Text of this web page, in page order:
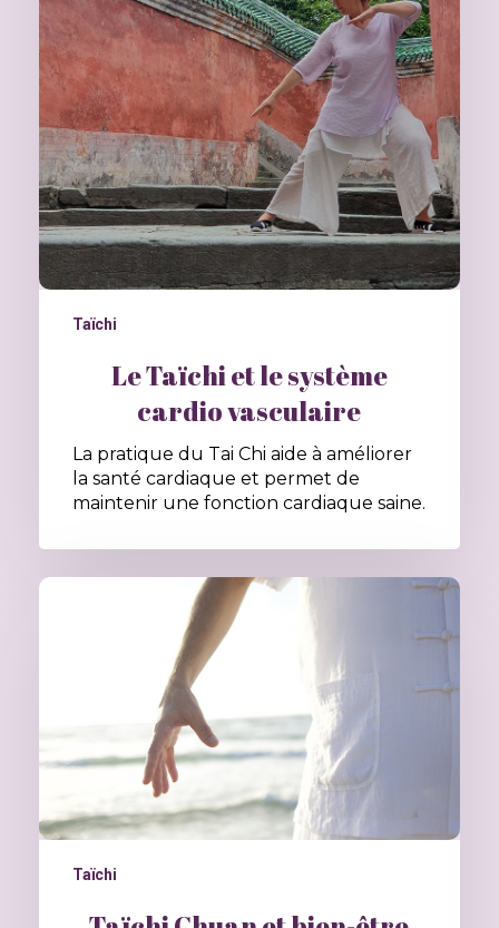
Taïchi
Le Taïchi et le système
cardio vasculaire
La pratique du Tai Chi aide à améliorer
la santé cardiaque et permet de
maintenir une fonction cardiaque saine.
Taïchi